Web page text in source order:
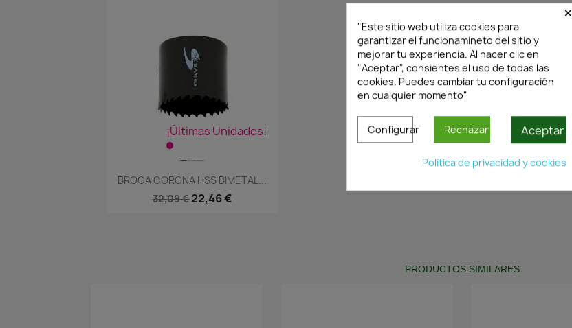
¡Últimas Unidades!
Vista rápida
BROCA CORONA HSS BIMETAL...
32,09 € 22,46 €
PRODUCTOS SIMILARES
×
"Este sitio web utiliza cookies para
garantizar el funcionamineto del sitio y
mejorar tu experiencia. Al hacer clic en
"Aceptar", consientes el uso de todas las
cookies. Puedes cambiar tu configuración
en cualquier momento"
Configurar Rechazar Aceptar
Política de privacidad y cookies